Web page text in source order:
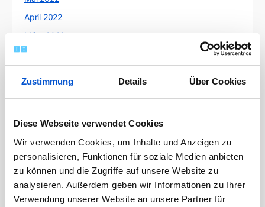
Zustimmung Details Über Cookies
Diese Webseite verwendet Cookies
Wir verwenden Cookies, um Inhalte und Anzeigen zu
personalisieren, Funktionen für soziale Medien anbieten
zu können und die Zugriffe auf unsere Website zu
analysieren. Außerdem geben wir Informationen zu Ihrer
Verwendung unserer Website an unsere Partner für
April 2022
März 2022
Februar 2022
Oktober 2021
September 2021
Juli 2021
Juni 2021